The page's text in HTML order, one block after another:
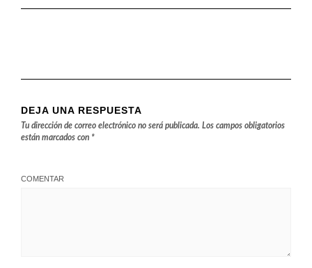
DEJA UNA RESPUESTA
Tu dirección de correo electrónico no será publicada. Los campos obligatorios
están marcados con *
COMENTAR